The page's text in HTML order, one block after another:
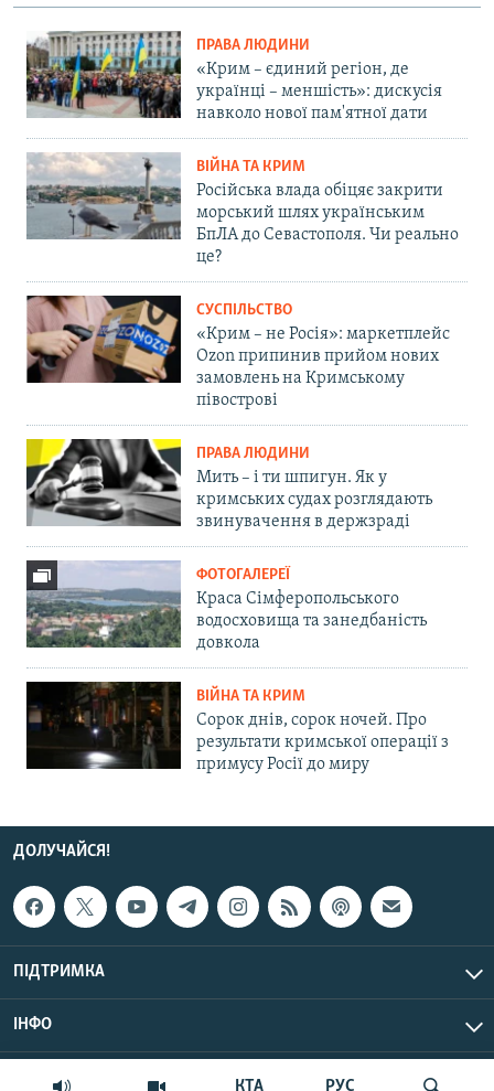
КТА РУС
ПРАВА ЛЮДИНИ
«Крим – єдиний регіон, де
українці – меншість»: дискусія
навколо нової пам'ятної дати
ВІЙНА ТА КРИМ
Російська влада обіцяє закрити
морський шлях українським
БпЛА до Севастополя. Чи реально
це?
СУСПІЛЬСТВО
«Крим – не Росія»: маркетплейс
Ozon припинив прийом нових
замовлень на Кримському
півострові
ПРАВА ЛЮДИНИ
Мить – і ти шпигун. Як у
кримських судах розглядають
звинувачення в держзраді
ФОТОГАЛЕРЕЇ
Краса Сімферопольського
водосховища та занедбаність
довкола
ВІЙНА ТА КРИМ
Сорок днів, сорок ночей. Про
результати кримської операції з
примусу Росії до миру
ДОЛУЧАЙСЯ!
ПІДТРИМКА
ІНФО
© Крим.Реалії, 2026 | Усі права застережено.